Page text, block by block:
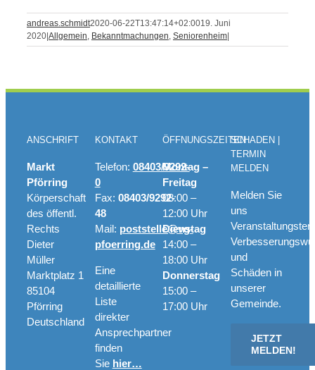
andreas.schmidt2020-06-22T13:47:14+02:0019. Juni
2020 Allgemein, Bekanntmachungen, Seniorenheim
ANSCHRIFT
Markt
Pförring
Körperschaft
des öffentl.
Rechts
Dieter
Müller
Marktplatz 1
85104
Pförring
Deutschland
KONTAKT
Telefon: 08403/9292-
0
Fax: 08403/9292-
48
Mail: poststelle@vg-
pfoerring.de
Eine
detaillierte
Liste
direkter
Ansprechpartner
finden
Sie hier…
ÖFFNUNGSZEITEN
Montag –
Freitag
08:00 –
12:00 Uhr
Dienstag
14:00 –
18:00 Uhr
Donnerstag
15:00 –
17:00 Uhr
SCHADEN |
TERMIN
MELDEN
Melden Sie
uns
und
Schäden in
unserer
Gemeinde.
JETZT
MELDEN!